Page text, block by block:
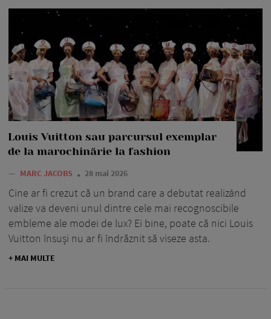
Louis Vuitton sau parcursul exemplar
de la marochinărie la fashion
— MARC JACOBS 28 mai 2026
Cine ar fi crezut că un brand care a debutat realizând
valize va deveni unul dintre cele mai recognoscibile
embleme ale modei de lux? Ei bine, poate că nici Louis
Vuitton însuși nu ar fi îndrăznit să viseze asta.
+ MAI MULTE